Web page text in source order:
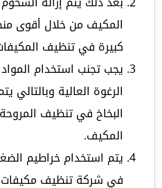
المكيف من خلال أقوى
كبيرة في تنظيف
يجب تجنب استخدام المواد
الرغوة العالية وبالتالي
البخاخ في تنظيف
المكيف.
يتم استخدام خراطيم
في شركة تنظيف مكيفات